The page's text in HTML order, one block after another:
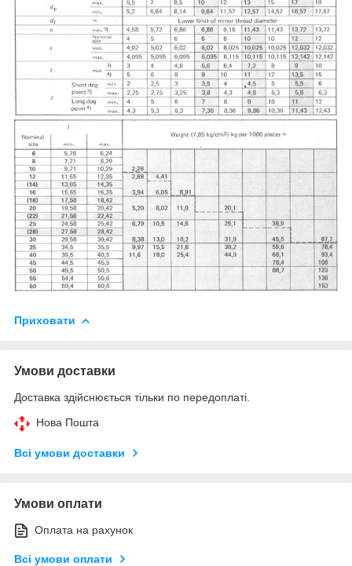
Приховати
Умови доставки
Доставка здійснюється тільки по передоплаті.
Нова Пошта
Всі умови доставки
Умови оплати
Оплата на рахунок
Всі умови оплати